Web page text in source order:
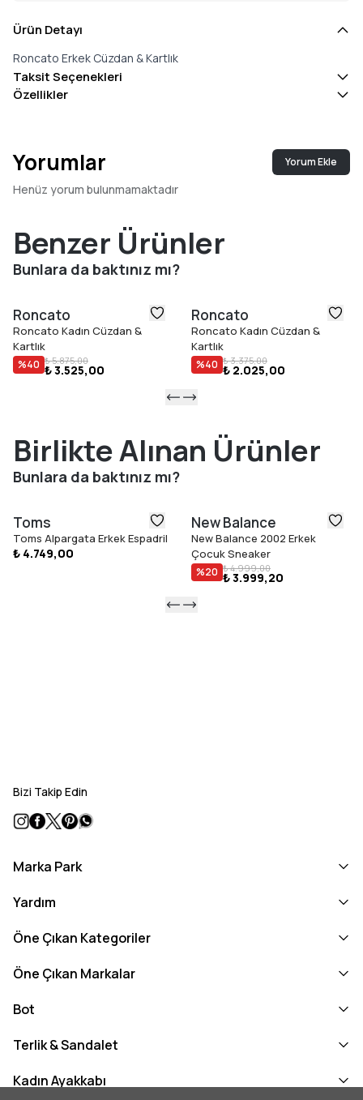
Ürün Detayı
Roncato Erkek Cüzdan & Kartlık
Taksit Seçenekleri
Özellikler
Yorumlar Yorum Ekle
Henüz yorum bulunmamaktadır
Benzer Ürünler
Bunlara da baktınız mı?
Roncato
Roncato Kadın Cüzdan &
Kartlık
%40 ₺ 5.875,00
₺ 3.525,00
Roncato
Roncato Kadın Cüzdan &
Kartlık
%40 ₺ 3.375,00
₺ 2.025,00
Birlikte Alınan Ürünler
Bunlara da baktınız mı?
Toms
Toms Alpargata Erkek Espadril
₺ 4.749,00
New Balance
New Balance 2002 Erkek
Çocuk Sneaker
%20 ₺ 4.999,00
₺ 3.999,20
Bizi Takip Edin
Marka Park
Yardım
Öne Çıkan Kategoriler
Öne Çıkan Markalar
Bot
Terlik & Sandalet
Kadın Ayakkabı